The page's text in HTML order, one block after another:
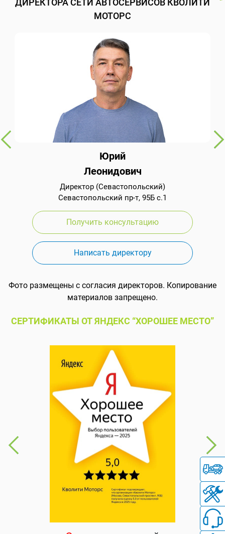
МОТОРС
Юрий
Леонидович
Директор (Севастопольский)
Севастопольский пр-т, 95Б с.1
Получить консультацию
Написать директору
Фото размещены с согласия директоров. Копирование
материалов запрещено.
СЕРТИФИКАТЫ ОТ ЯНДЕКС “ХОРОШЕЕ МЕСТО”